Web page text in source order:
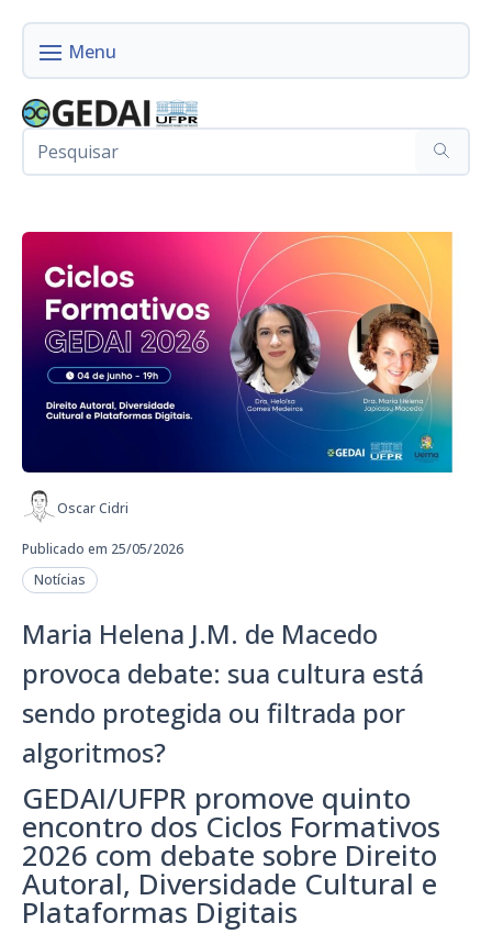
Oscar Cidri
Publicado em 25/05/2026
Notícias
Maria Helena J.M. de Macedo
provoca debate: sua cultura está
sendo protegida ou filtrada por
algoritmos?
GEDAI/UFPR promove quinto
encontro dos Ciclos Formativos
2026 com debate sobre Direito
Autoral, Diversidade Cultural e
Plataformas Digitais